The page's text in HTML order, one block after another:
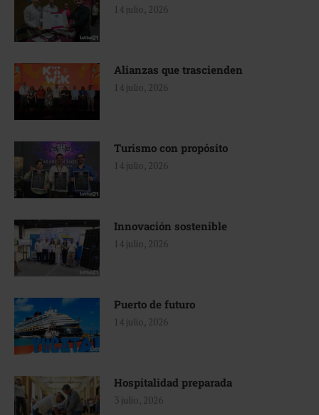
14 julio, 2026
Alianzas que trascienden
14 julio, 2026
Turismo con propósito
14 julio, 2026
Innovación sostenible
14 julio, 2026
Puerto de futuro
14 julio, 2026
Hospitalidad preparada
3 julio, 2026